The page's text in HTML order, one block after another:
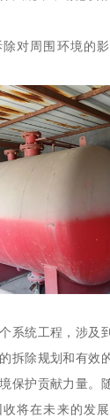
对周围环境的
系统工程，涉及
拆除规划和有效
保护贡献力量。
将在未来的发